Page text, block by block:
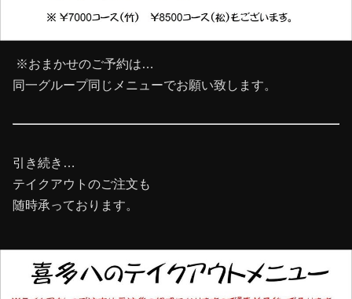
※おまかせのご予約は…
同一グループ同じメニューでお願い致します。
引き続き…
テイクアウトのご注文も
随時承っております。